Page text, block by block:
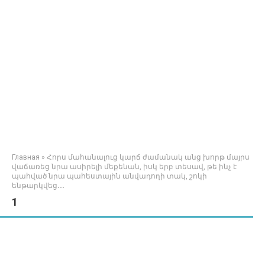
Главная » Հորս մահանալուց կարճ ժամանակ անց խորթ մայրս
վաճառեց նրա ասիրելի մեքենան, իսկ երբ տեսավ, թե ինչ է
պահված նրա պահեստային անվադողի տակ, շոկի
ենթարկվեց․․․
1